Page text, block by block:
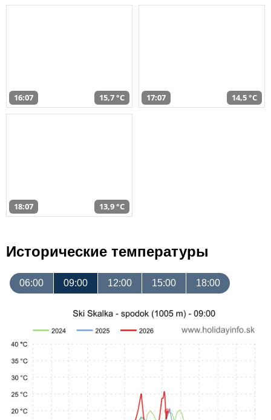
16:07 15,7 °C 17:07 14,5 °C
18:07 13,9 °C
Исторические температуры
06:00 09:00 12:00 15:00 18:00